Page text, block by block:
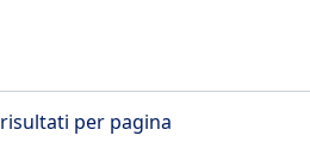
risultati per pagina